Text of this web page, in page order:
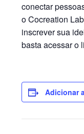
conectar
o Cocreation
inscrever sua
basta acessar o
Adicionar